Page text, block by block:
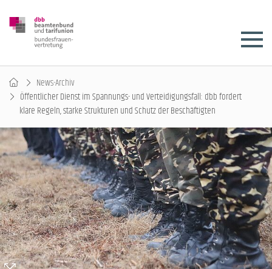
News-Archiv
Öffentlicher Dienst im Spannungs- und Verteidigungsfall: dbb fordert
klare Regeln, starke Strukturen und Schutz der Beschäftigten